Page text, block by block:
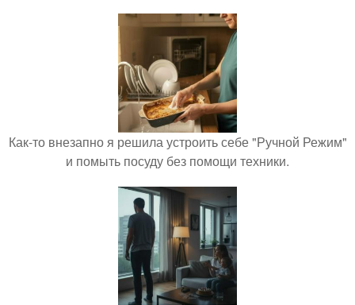
Как-то внезапно я решила устроить себе "Ручной Режим"
и помыть посуду без помощи техники.